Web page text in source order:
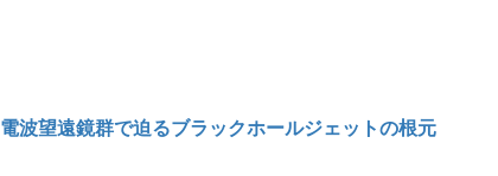
電波望遠鏡群で迫るブラックホールジェットの根元